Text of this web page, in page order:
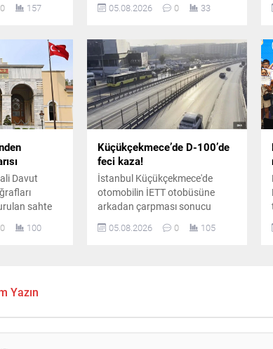
nem
0 157
eş zamanlı operasyonda 13
05.08.2026 0 33
Davut
sahte
0 100
Küçükçekmece’de D-100’de
feci kaza!
İstanbul Küçükçekmece'de
otomobilin İETT otobüsüne
arkadan çarpması sonucu
meydana gelen kazada üç kişi
hayatını kaybetti. Kaza
05.08.2026 0 105
Yazın